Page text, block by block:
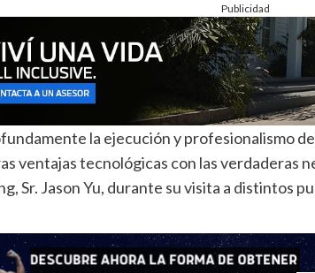
Publicidad
la ejecución y profesionalismo
ventajas tecnológicas con las verdaderas
Sr. Jason Yu, durante su visita a distintos